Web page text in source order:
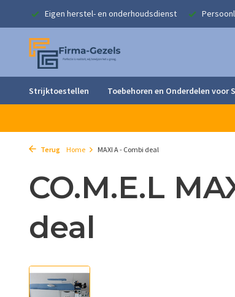
Eigen herstel- en onderhoudsdienst
Strijktoestellen Toebehoren en Onderdelen
Terug Home MAXI A - Combi deal
CO.M.E.L
deal